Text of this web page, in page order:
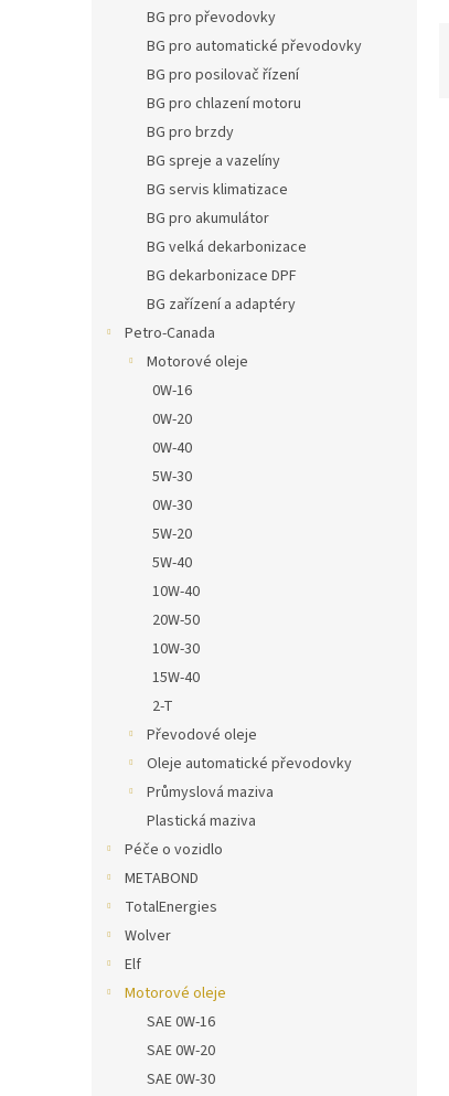
BG pro převodovky
BG pro automatické převodovky
BG pro posilovač řízení
BG pro chlazení motoru
BG pro brzdy
BG spreje a vazelíny
BG servis klimatizace
BG pro akumulátor
BG velká dekarbonizace
BG dekarbonizace DPF
BG zařízení a adaptéry
Petro-Canada
Motorové oleje
0W-16
0W-20
0W-40
5W-30
0W-30
5W-20
5W-40
10W-40
20W-50
10W-30
15W-40
2-T
Převodové oleje
Oleje automatické převodovky
Průmyslová maziva
Plastická maziva
Péče o vozidlo
METABOND
TotalEnergies
Wolver
Elf
Motorové oleje
SAE 0W-16
SAE 0W-20
SAE 0W-30